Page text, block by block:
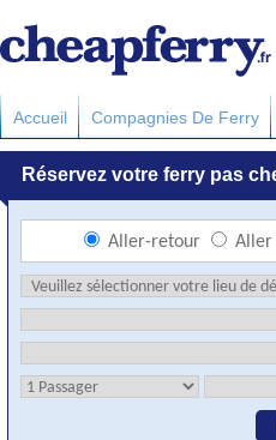
Accueil Compagnies De Ferry